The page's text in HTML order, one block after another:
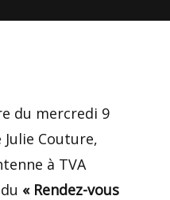
du mercredi 9
Julie Couture,
à TVA
« Rendez-vous